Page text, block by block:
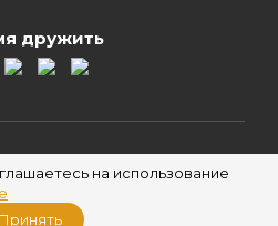
дружить
2026 ©
на использование
Принять